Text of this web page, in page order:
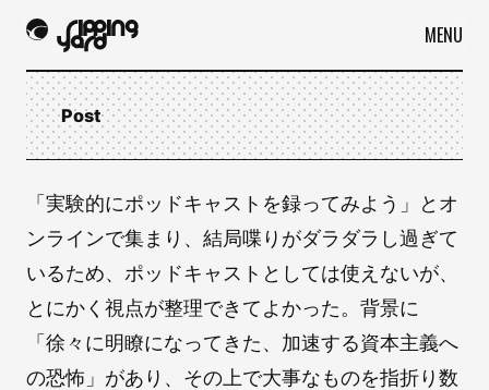
MENU
Post
「実験的にポッドキャストを録ってみよう」とオ
ンラインで集まり、結局喋りがダラダラし過ぎて
いるため、ポッドキャストとしては使えないが、
とにかく視点が整理できてよかった。背景に
「徐々に明瞭になってきた、加速する資本主義へ
の恐怖」があり、その上で大事なものを指折り数